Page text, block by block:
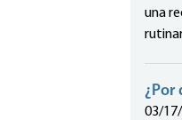
una
¿Por
03/